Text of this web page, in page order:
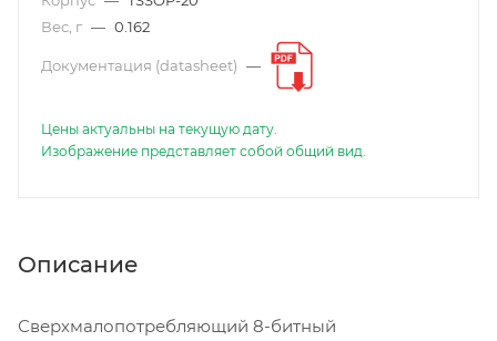
Вес, г — 0.162
Документация (datasheet) —
Цены актуальны на текущую дату.
Изображение представляет собой общий вид.
Описание
Сверхмалопотребляющий 8-битный